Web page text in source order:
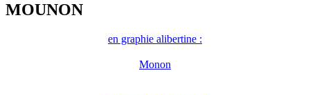
MOUNON
en graphie alibertine :
Monon